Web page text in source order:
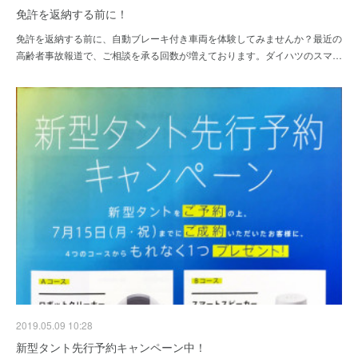
免許を返納する前に！
免許を返納する前に、自動ブレーキ付き車両を体験してみませんか？最近の
高齢者事故報道で、ご相談を承る回数が増えております。ダイハツのスマ…
2019.05.09 10:28
新型タント先行予約キャンペーン中！